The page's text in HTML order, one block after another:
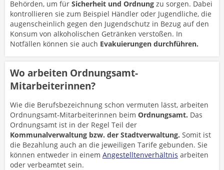
Behörden, um für Sicherheit und Ordnung zu sorgen. Dabei
kontrollieren sie zum Beispiel Händler oder Jugendliche, die
augenscheinlich gegen den Jugendschutz in Bezug auf den
Konsum von alkoholischen Getränken verstoßen. In
Notfällen können sie auch Evakuierungen durchführen.
Wo arbeiten Ordnungsamt-
Mitarbeiterinnen?
Wie die Berufsbezeichnung schon vermuten lässt, arbeiten
Ordnungsamt-Mitarbeiterinnen beim Ordnungsamt. Das
Ordnungsamt ist in der Regel Teil der
Kommunalverwaltung bzw. der Stadtverwaltung. Somit ist
die Bezahlung auch an die jeweiligen Tarife gebunden. Sie
können entweder in einem Angestelltenverhältnis arbeiten
oder verbeamtet sein.